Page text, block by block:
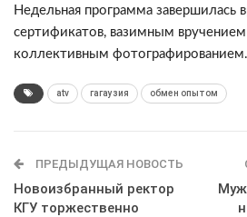
Недельная программа завершилась
сертификатов, вазимным
коллективным фотографированием.
atv гагаузия обмен опытом
ПРЕДЫДУЩАЯ НОВОСТЬ
Новоизбранный ректор
КГУ торжественно